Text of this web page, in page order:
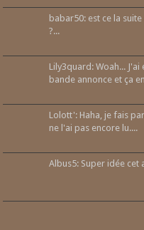
babar50: est ce la
?...
Lily3quard: Woah...
bande annonce et ça
Lolott': Haha, je fais
ne l'ai pas encore lu....
Albus5: Super idée cet